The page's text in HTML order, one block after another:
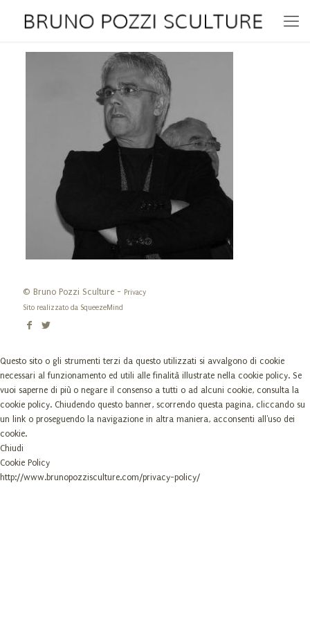
© Bruno Pozzi Sculture - Privacy
Sito realizzato da SqueezeMind
Questo sito o gli strumenti terzi da questo utilizzati si avvalgono di cookie
necessari al funzionamento ed utili alle finalità illustrate nella cookie policy. Se
vuoi saperne di più o negare il consenso a tutti o ad alcuni cookie, consulta la
cookie policy. Chiudendo questo banner, scorrendo questa pagina, cliccando su
un link o proseguendo la navigazione in altra maniera, acconsenti all'uso dei
cookie.
Chiudi
Cookie Policy
http://www.brunopozzisculture.com/privacy-policy/